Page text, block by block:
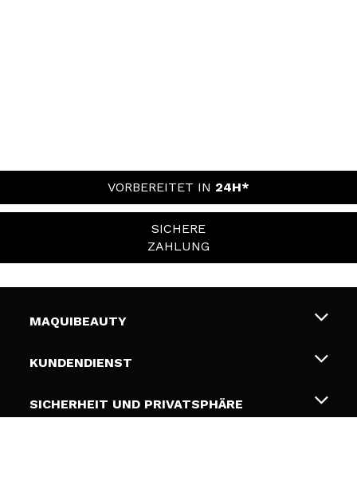
VORBEREITET IN 24H*
SICHERE
ZAHLUNG
MAQUIBEAUTY
Über uns
Geschenkkarten
KUNDENDIENST
Liefer- und Versandkosten
Widerruf / Rücksendungen
SICHERHEIT UND PRIVATSPHÄRE